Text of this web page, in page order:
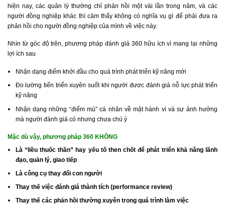
hiện nay, các quản lý thường chỉ phản hồi một vài lần trong năm, và các
người đồng nghiệp khác thì cảm thấy không có nghĩa vụ gì để phải đưa ra
phản hồi cho người đồng nghiệp của mình về việc này.
Nhìn từ góc độ trên, phương pháp đánh giá 360 hữu ích vì mang lại những
lợi ích sau
Nhận dạng điểm khởi đầu cho quá trình phát triển kỹ năng mới
Đo lường tiến triển xuyên suốt khi người được đánh giá nỗ lực phát triển
kỹ năng
Nhận dạng những “điểm mù” cá nhân về mặt hành vi và sự ảnh hưởng
mà người đánh giá có nhưng chưa chú ý
Mặc dù vậy, phương pháp 360 KHÔNG
Là “liều thuốc thần” hay yếu tố then chốt để phát triển khả năng lãnh
đạo, quản lý, giao tiếp
Là công cụ thay đổi con người
Thay thế việc đánh giá thành tích (performance review)
Thay thế các phản hồi thường xuyên trong quá trình làm việc